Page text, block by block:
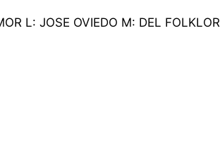
L: JOSE OVIEDO M: DEL FOLKLOR